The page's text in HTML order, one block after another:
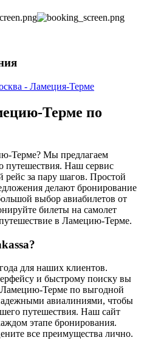
- Ламеция-Терме
Терме по
Терме? Мы предлагаем
путешествия. Наш сервис
за пару шагов. Простой
делают бронирование
выбор авиабилетов от
билеты на самолет
в Ламецию-Терме.
для наших клиентов.
и быстрому поиску вы
Терме по выгодной
авиалиниями, чтобы
путешествия. Наш сайт
этапе бронирования.
все преимущества лично.